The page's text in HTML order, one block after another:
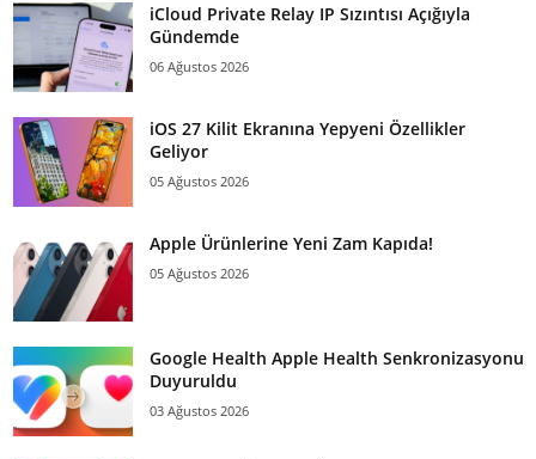
iCloud Private Relay IP Sızıntısı Açığıyla
Gündemde
06 Ağustos 2026
iOS 27 Kilit Ekranına Yepyeni Özellikler
Geliyor
05 Ağustos 2026
Apple Ürünlerine Yeni Zam Kapıda!
05 Ağustos 2026
Google Health Apple Health Senkronizasyonu
Duyuruldu
03 Ağustos 2026